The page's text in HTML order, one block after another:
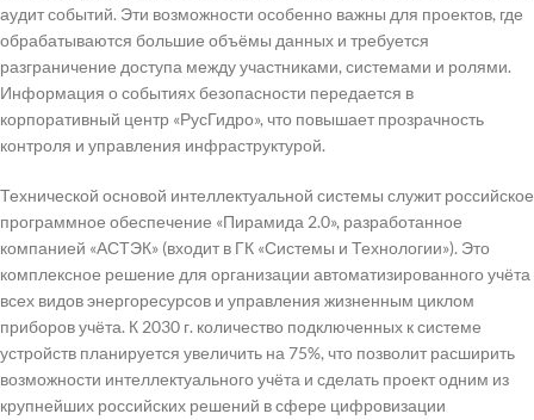
аудит событий. Эти возможности особенно важны для проектов, где
обрабатываются большие объёмы данных и требуется
разграничение доступа между участниками, системами и ролями.
Информация о событиях безопасности передается в
корпоративный центр «РусГидро», что повышает прозрачность
контроля и управления инфраструктурой.
Технической основой интеллектуальной системы служит российское
программное обеспечение «Пирамида 2.0», разработанное
компанией «АСТЭК» (входит в ГК «Системы и Технологии»). Это
комплексное решение для организации автоматизированного учёта
всех видов энергоресурсов и управления жизненным циклом
приборов учёта. К 2030 г. количество подключенных к системе
устройств планируется увеличить на 75%, что позволит расширить
возможности интеллектуального учёта и сделать проект одним из
крупнейших российских решений в сфере цифровизации